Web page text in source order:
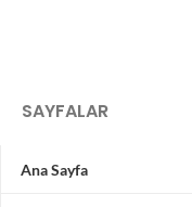
SAYFALAR
Ana Sayfa